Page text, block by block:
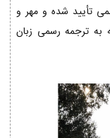
تأیید شده و مهر و
به ترجمه رسمی زبان